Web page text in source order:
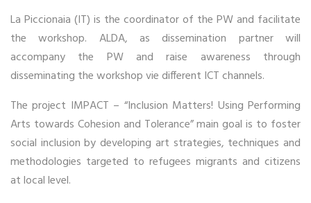
La Piccionaia (IT) is the coordinator of the PW and facilitate
the workshop. ALDA, as dissemination partner will
accompany the PW and raise awareness through
disseminating the workshop vie different ICT channels.
The project IMPACT – “Inclusion Matters! Using Performing
Arts towards Cohesion and Tolerance” main goal is to foster
social inclusion by developing art strategies, techniques and
methodologies targeted to refugees migrants and citizens
at local level.